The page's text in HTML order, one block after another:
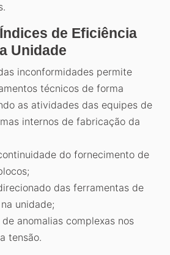
de Eficiência
Unidade
inconformidades permite
técnicos de forma
as atividades das equipes de
internos de fabricação da
do fornecimento de
das ferramentas de
unidade;
anomalias complexas nos
tensão.